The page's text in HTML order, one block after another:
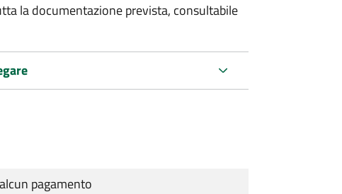
la documentazione prevista, consultabile
pagamento